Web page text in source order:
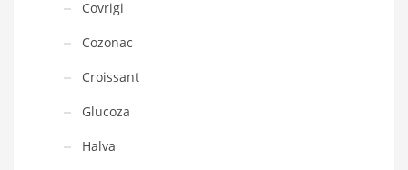
Covrigi
Cozonac
Croissant
Glucoza
Halva